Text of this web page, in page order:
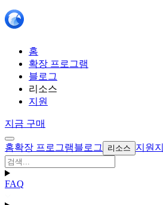
홈
확장 프로그램
블로그
리소스
지원
지금 구매
홈확장 프로그램블로그 리소스 지원
FAQ